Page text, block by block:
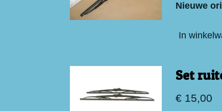
Nieuwe
In
Set
€ 15,00